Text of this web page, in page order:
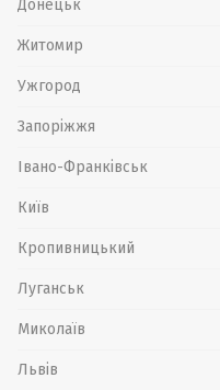
Донецьк
Житомир
Ужгород
Запоріжжя
Івано-Франківськ
Київ
Кропивницький
Луганськ
Миколаїв
Львів